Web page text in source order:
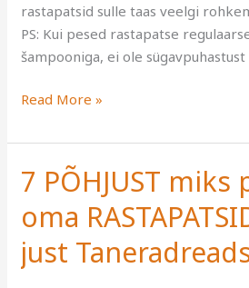
rastapatsid sulle taas veelgi
PS: Kui pesed rastapatse
šampooniga, ei ole sügavpuhastust
Read More »
7 PÕHJUST
oma
just
7
PÕHJUST
miks
pöörduda
oma